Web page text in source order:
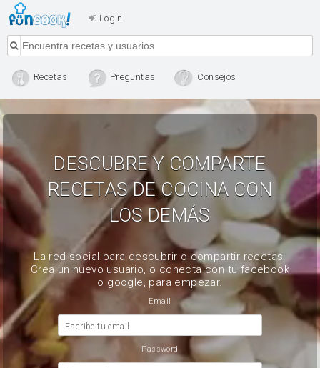
Login
Recetas Preguntas Consejos
DESCUBRE Y COMPARTE
RECETAS DE COCINA CON
LOS DEMÁS
La red social para descubrir o compartir recetas.
Crea un nuevo usuario, o conecta con tu facebook
o google, para empezar.
Email
Escribe tu email
Password